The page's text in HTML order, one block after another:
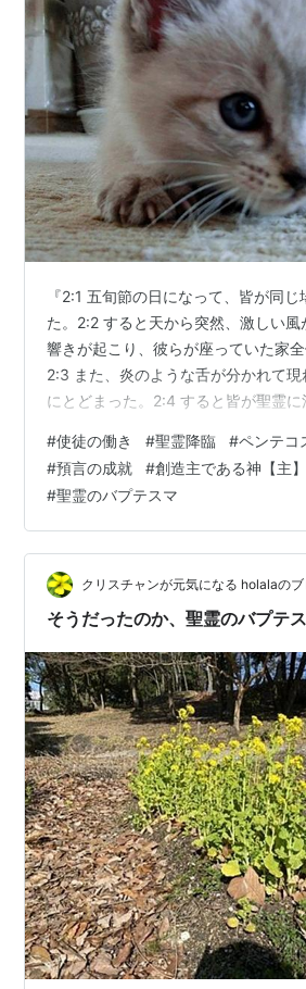
『2:1 五旬節の日になって、皆が同
た。2:2 すると天から突然、激しい
響きが起こり、彼らが座っていた家全
2:3 また、炎のような舌が分かれて
にとどまった。2:4 すると皆が聖霊に
2:5 さて、エルサレムには、敬虔なユ
のあらゆる国々から来て住んでいた
たため、大勢の人々が集まって来た。
自分の国のことばで弟子たちが話す
とられてしまった。2:7 彼らは驚き
た。「見な…
#使徒の働き #聖霊降臨 #ペンテコ
#預言の成就 #創造主である神【主】
#聖霊のバプテスマ
クリスチャンが元気になる holalaの
そうだったのか、聖霊のバプテ